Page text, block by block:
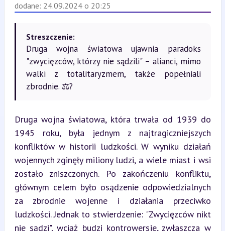
dodane: 24.09.2024 o 20:25
Streszczenie:
Druga wojna światowa ujawnia paradoks
"zwycięzców, którzy nie sądzili" – alianci, mimo
walki z totalitaryzmem, także popełniali
zbrodnie. ⚖️?
Druga wojna światowa, która trwała od 1939 do
1945 roku, była jednym z najtragiczniejszych
konfliktów w historii ludzkości. W wyniku działań
wojennych zginęły miliony ludzi, a wiele miast i wsi
zostało zniszczonych. Po zakończeniu konfliktu,
głównym celem było osądzenie odpowiedzialnych
za zbrodnie wojenne i działania przeciwko
ludzkości. Jednak to stwierdzenie: "Zwycięzców nikt
nie sądzi", wciąż budzi kontrowersje, zwłaszcza w